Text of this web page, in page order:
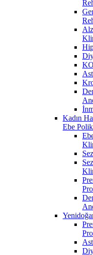
Kadın
Ebe